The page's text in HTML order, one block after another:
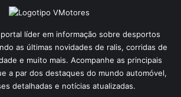
líder em informação sobre desportos
as últimas novidades de ralis, corridas de
e muito mais. Acompanhe as principais
a par dos destaques do mundo automóvel,
detalhadas e notícias atualizadas.